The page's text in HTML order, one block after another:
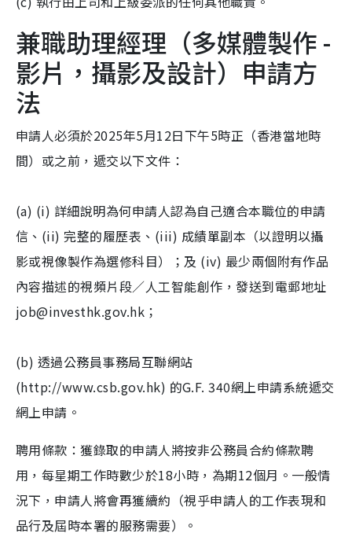
兼職助理經理（多媒體製作 -
影片，攝影及設計）申請方
法
申請人必須於2025年5月12日下午5時正（香港當地時
間）或之前，遞交以下文件：
(a) (i) 詳細說明為何申請人認為自己適合本職位的申請
信、(ii) 完整的履歷表、(iii) 成績單副本（以證明以攝
影或視像製作為選修科目）；及 (iv) 最少兩個附有作品
內容描述的視頻片段／人工智能創作，發送到電郵地址
job@investhk.gov.hk；
(b) 透過公務員事務局互聯網站
(http://www.csb.gov.hk) 的G.F. 340網上申請系統遞交
網上申請。
聘用條款：獲錄取的申請人將按非公務員合約條款聘
用，每星期工作時數少於18小時，為期12個月。一般情
況下，申請人將會再獲續約（視乎申請人的工作表現和
品行及屆時本署的服務需要）。